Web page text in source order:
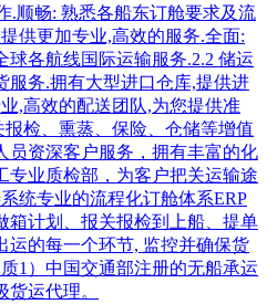
.顺畅: 熟悉各船东订舱要求及流
供更加专业,高效的服务.全面:
各航线国际运输服务.2.2 储运
服务.拥有大型进口仓库,提供进
,高效的配送团队,为您提供准
检、熏蒸、保险、仓储等增值
员资深客户服务，拥有丰富的化
专业质检部，为客户把关运输途
统专业的流程化订舱体系ERP
箱计划、报关报检到上船、提单
运的每一个环节, 监控并确保货
1）中国交通部注册的无船承运
运代理。